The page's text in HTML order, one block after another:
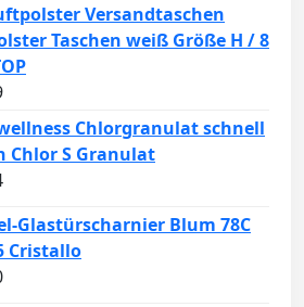
Versandtaschen
Taschen weiß Größe H / 8
Chlorgranulat schnell
Chlor S Granulat
Glastürscharnier Blum 78C
Cristallo